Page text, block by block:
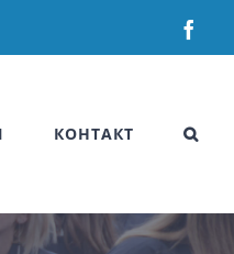
КОНТАКТ